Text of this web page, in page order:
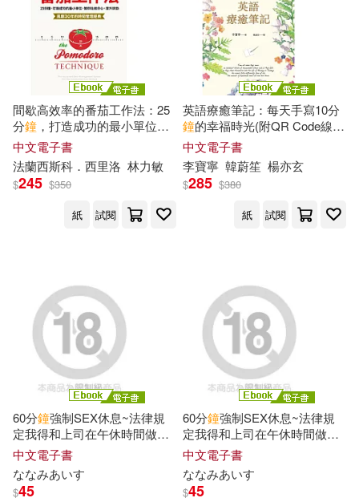
間歇高效率的番茄工作法：25
分鐘 ，打造成功的最小單位，
幫你杜絕分心、提升拚勁【風
靡30年的時間管理經典】 (電
子書)
中文電子書
法蘭西斯科．西里洛 林力敏
$245 $350
紙
試閱
英語療癒筆記：每天手寫10分
鐘的幸福時光(附QR Code線上
音檔) (電子書)
中文電子書
李寶寧 韓蔚笙 楊亦玄
$285 $380
紙
試閱
60分鐘強制SEX休息~法律規
定我得和上司在午休時間做愛~
12 (完) (電子書)
中文電子書
ななみあいす
$45
60分鐘強制SEX休息~法律規
定我得和上司在午休時間做愛~
11 (電子書)
中文電子書
ななみあいす
$45